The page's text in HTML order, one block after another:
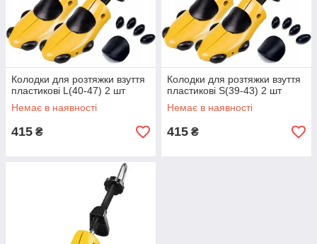
Колодки для розтяжки взуття
пластикові L(40-47) 2 шт
Немає в наявності
415 ₴
Колодки для розтяжки взуття
пластикові S(39-43) 2 шт
Немає в наявності
415 ₴